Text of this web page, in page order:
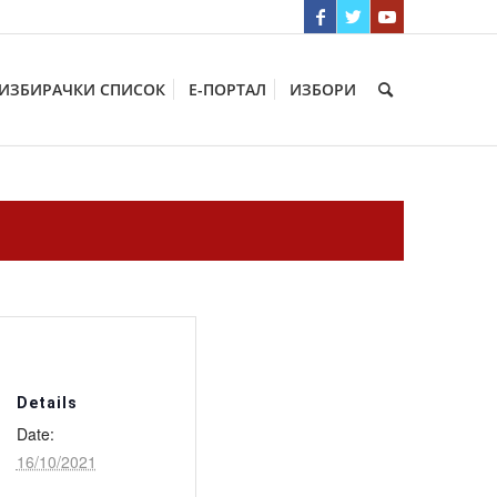
ИЗБИРАЧКИ СПИСОК Е-ПОРТАЛ ИЗБОРИ
Details
Date:
16/10/2021